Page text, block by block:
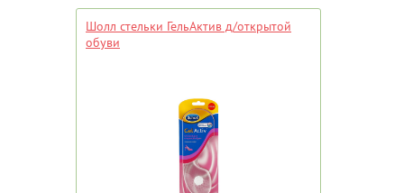
Шолл стельки ГельАктив д/открытой
обуви